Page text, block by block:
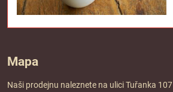
Mapa
Naši prodejnu naleznete na ulici Tuřanka 107